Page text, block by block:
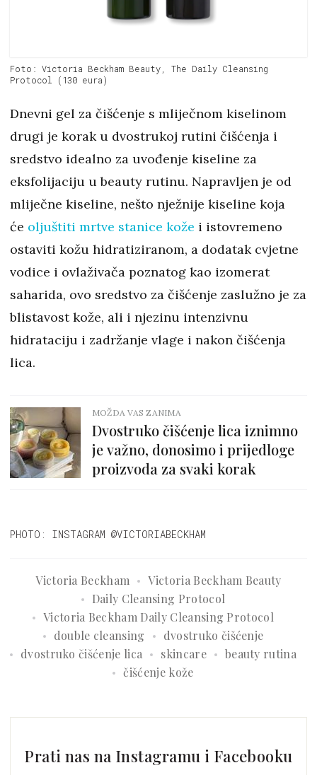
Foto: Victoria Beckham Beauty, The Daily Cleansing
Protocol (130 eura)
Dnevni gel za čišćenje s mliječnom kiselinom
drugi je korak u dvostrukoj rutini čišćenja i
sredstvo idealno za uvođenje kiseline za
eksfolijaciju u beauty rutinu. Napravljen je od
mliječne kiseline, nešto nježnije kiseline koja
će oljuštiti mrtve stanice kože i istovremeno
ostaviti kožu hidratiziranom, a dodatak cvjetne
vodice i ovlaživača poznatog kao izomerat
saharida, ovo sredstvo za čišćenje zaslužno je za
blistavost kože, ali i njezinu intenzivnu
hidrataciju i zadržanje vlage i nakon čišćenja
lica.
MOŽDA VAS ZANIMA
Dvostruko čišćenje lica iznimno
je važno, donosimo i prijedloge
proizvoda za svaki korak
PHOTO: INSTAGRAM @VICTORIABECKHAM
Victoria Beckham
Victoria Beckham Beauty
Daily Cleansing Protocol
Victoria Beckham Daily Cleansing Protocol
double cleansing
dvostruko čišćenje
dvostruko čišćenje lica
skincare
beauty rutina
čišćenje kože
Prati nas na Instagramu i Facebooku